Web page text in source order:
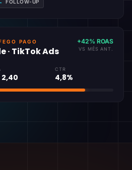
FOLLOW-UP
PAGO
· TikTok Ads
+42% ROAS
VS MÊS ANT.
2,40
CTR
4,8%